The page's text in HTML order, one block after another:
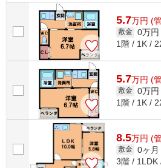
ーフォンなど設備が充実しておりま...
5.7万円 (
敷金 0万円
1階 / 1K /
5.7万円 (
敷金 0万円
1階 / 1K /
8.5万円 (
敷金 0ヶ月
3階 / 1LDK